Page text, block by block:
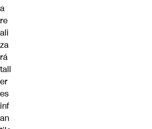
a
re
ali
za
rá
tall
er
es
inf
an